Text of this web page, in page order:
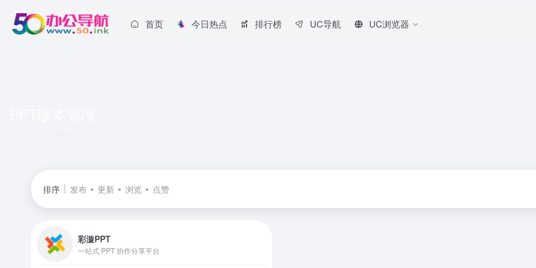
首页 今日热点 排行榜 UC导航 UC浏览器
排序 发布 更新 浏览 点赞
彩漩PPT
一站式 PPT 协作分享平台